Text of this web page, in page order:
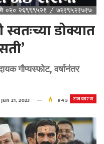
डोक्यात
गाैप्यस्फोट, वर्षानंतर
राजकारण
Jun 21, 2023 945